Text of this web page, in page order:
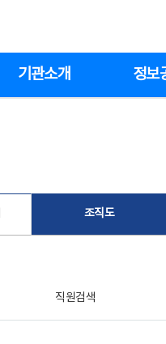
기관소개 정보
조직도
직원검색